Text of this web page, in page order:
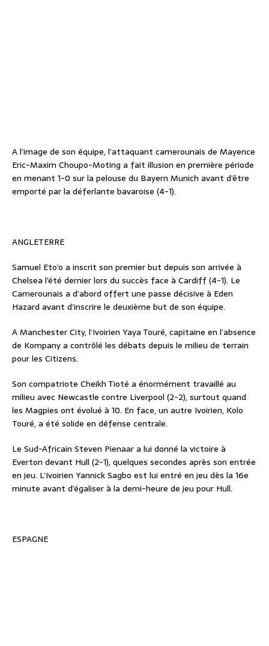
A l’image de son équipe, l’attaquant camerounais de Mayence
Eric-Maxim Choupo-Moting a fait illusion en première période
en menant 1-0 sur la pelouse du Bayern Munich avant d’être
emporté par la déferlante bavaroise (4-1).
ANGLETERRE
Samuel Eto’o a inscrit son premier but depuis son arrivée à
Chelsea l’été dernier lors du succès face à Cardiff (4-1). Le
Camerounais a d’abord offert une passe décisive à Eden
Hazard avant d’inscrire le deuxième but de son équipe.
A Manchester City, l’Ivoirien Yaya Touré, capitaine en l’absence
de Kompany a contrôlé les débats depuis le milieu de terrain
pour les Citizens.
Son compatriote Cheikh Tioté a énormément travaillé au
milieu avec Newcastle contre Liverpool (2-2), surtout quand
les Magpies ont évolué à 10. En face, un autre Ivoirien, Kolo
Touré, a été solide en défense centrale.
Le Sud-Africain Steven Pienaar a lui donné la victoire à
Everton devant Hull (2-1), quelques secondes après son entrée
en jeu. L’Ivoirien Yannick Sagbo est lui entré en jeu dès la 16e
minute avant d’égaliser à la demi-heure de jeu pour Hull.
ESPAGNE